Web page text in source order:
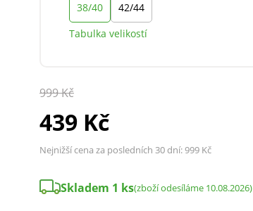
38/40
42/44
Tabulka velikostí
999 Kč
439 Kč
Nejnižší cena za posledních 30 dní:999 Kč
Skladem 1 ks(zboží odesíláme 10.08.2026)